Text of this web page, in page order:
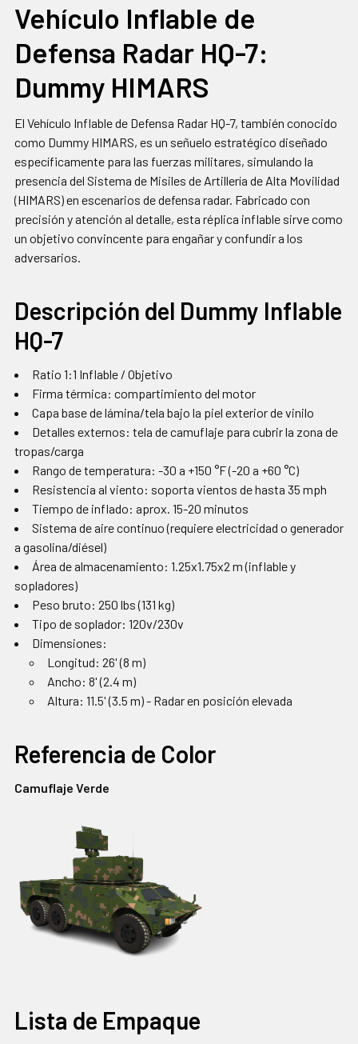
TODO
AGREGAR
SELECCIONADOS
AL CARRITO
Vehículo Inflable de
Defensa Radar HQ-7:
Dummy HIMARS
El Vehículo Inflable de Defensa Radar HQ-7, también conocido
como Dummy HIMARS, es un señuelo estratégico diseñado
específicamente para las fuerzas militares, simulando la
presencia del Sistema de Misiles de Artillería de Alta Movilidad
(HIMARS) en escenarios de defensa radar. Fabricado con
precisión y atención al detalle, esta réplica inflable sirve como
un objetivo convincente para engañar y confundir a los
adversarios.
Descripción del Dummy Inflable
HQ-7
Ratio 1:1 Inflable / Objetivo
Firma térmica: compartimiento del motor
Capa base de lámina/tela bajo la piel exterior de vinilo
Detalles externos: tela de camuflaje para cubrir la zona de
tropas/carga
Rango de temperatura: -30 a +150 °F (-20 a +60 °C)
Resistencia al viento: soporta vientos de hasta 35 mph
Tiempo de inflado: aprox. 15-20 minutos
Sistema de aire continuo (requiere electricidad o generador
a gasolina/diésel)
Área de almacenamiento: 1.25x1.75x2 m (inflable y
sopladores)
Peso bruto: 250 lbs (131 kg)
Tipo de soplador: 120v/230v
Dimensiones:
Longitud: 26' (8 m)
Ancho: 8' (2.4 m)
Altura: 11.5' (3.5 m) - Radar en posición elevada
Referencia de Color
Camuflaje Verde
Lista de Empaque